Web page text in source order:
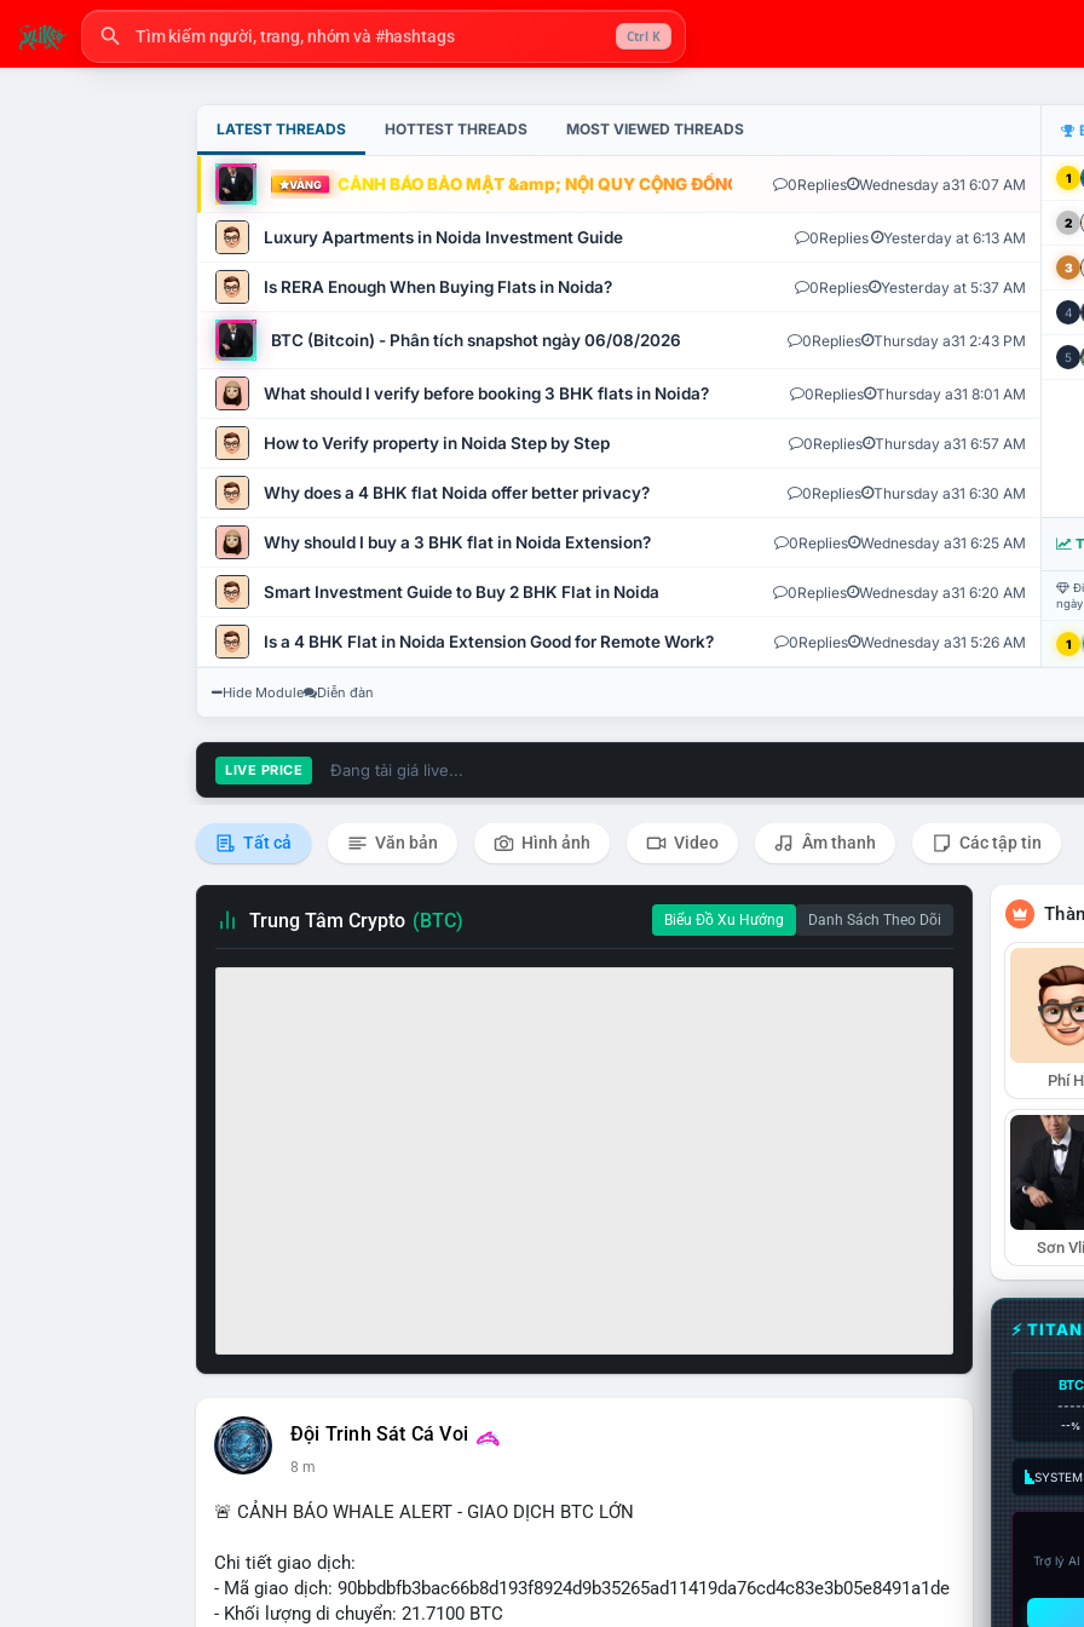
Ctrl K
LATEST THREADS HOTTEST THREADS MOST VIEWED THREADS
VÀNG CẢNH BÁO BẢO MẬT &amp; NỘI QUY CỘNG ĐỒNG VLIKE.VN: HỆ THỐNG GIÁM SÁT TỰ
0Replies Wednesday a31 6:07 AM
Luxury Apartments in Noida Investment Guide 0Replies Yesterday at 6:13 AM
Is RERA Enough When Buying Flats in Noida? 0Replies Yesterday at 5:37 AM
BTC (Bitcoin) - Phân tích snapshot ngày 06/08/2026 0Replies Thursday a31 2:43 PM
What should I verify before booking 3 BHK flats in Noida? 0Replies Thursday a31 8:01 AM
How to Verify property in Noida Step by Step 0Replies Thursday a31 6:57 AM
Why does a 4 BHK flat Noida offer better privacy? 0Replies Thursday a31 6:30 AM
Why should I buy a 3 BHK flat in Noida Extension? 0Replies Wednesday a31 6:25 AM
Smart Investment Guide to Buy 2 BHK Flat in Noida 0Replies Wednesday a31 6:20 AM
Is a 4 BHK Flat in Noida Extension Good for Remote Work? 0Replies Wednesday a31 5:26 AM
1
2
3
4
5
1
Hide Module Diễn đàn
LIVE PRICE Đang tải giá live...
Tất cả Văn bản Hình ảnh Video Âm thanh Các tập tin
Trung Tâm Crypto (BTC) Biểu Đồ Xu Hướng Danh Sách Theo Dõi
Đội Trinh Sát Cá Voi
8 m
🚨 CẢNH BÁO WHALE ALERT - GIAO DỊCH BTC LỚN
Chi tiết giao dịch:
- Mã giao dịch: 90bbdbfb3bac66b8d193f8924d9b35265ad11419da76cd4c83e3b05e8491a1de
- Khối lượng di chuyển: 21.7100 BTC
Phí
Sơn
⚡
BTC
--%
Trợ lý